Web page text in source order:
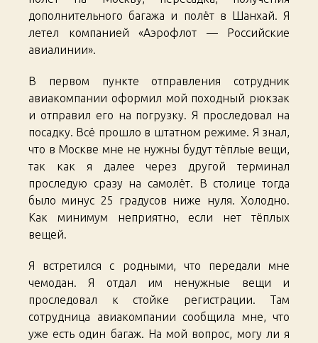
дополнительного багажа и полёт в Шанхай. Я
летел компанией «Аэрофлот — Российские
авиалинии».
В первом пункте отправления сотрудник
авиакомпании оформил мой походный рюкзак
и отправил его на погрузку. Я проследовал на
посадку. Всё прошло в штатном режиме. Я знал,
что в Москве мне не нужны будут тёплые вещи,
так как я далее через другой терминал
проследую сразу на самолёт. В столице тогда
было минус 25 градусов ниже нуля. Холодно.
Как минимум неприятно, если нет тёплых
вещей.
Я встретился с родными, что передали мне
чемодан. Я отдал им ненужные вещи и
проследовал к стойке регистрации. Там
сотрудница авиакомпании сообщила мне, что
уже есть один багаж. На мой вопрос, могу ли я